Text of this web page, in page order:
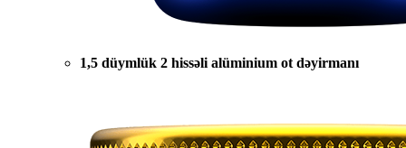
1,5 düymlük 2 hissəli alüminium ot dəyirmanı